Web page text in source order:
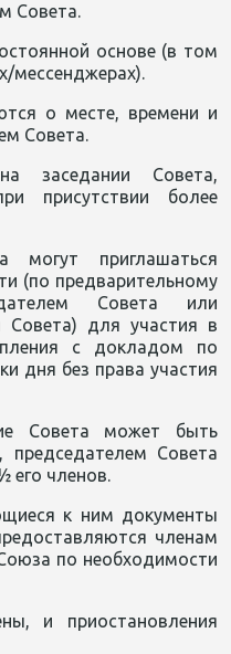
Совета.
основе (в том
мессенджерах).
о месте, времени и
Совета.
заседании Совета,
присутствии более
могут приглашаться
(по предварительному
Совета или
Совета) для участия в
с докладом по
дня без права участия
Совета может быть
Совета
его членов.
к ним документы
членам
по необходимости
и приостановления